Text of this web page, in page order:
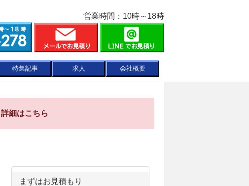
営業時間：10時～18時
特集記事 求人 会社概要
詳細はこちら
まずはお見積もり